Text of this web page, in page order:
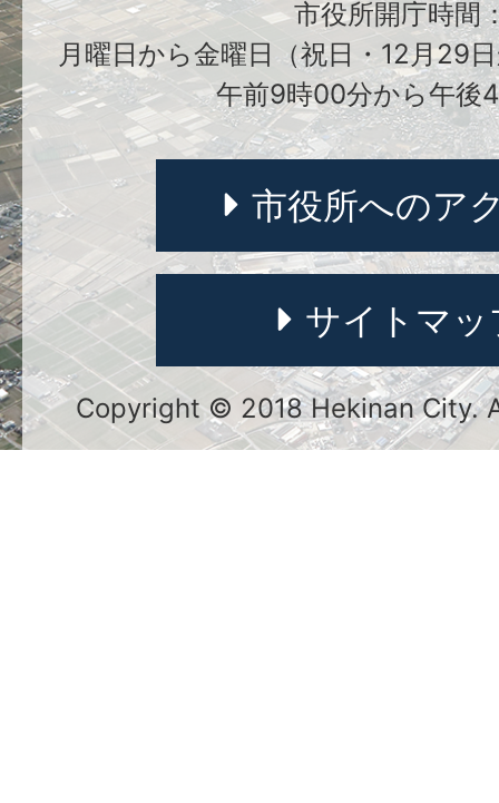
市役所開庁時間
月曜日から金曜日（祝日・12月29
午前9時00分から午後
市役所へのア
サイトマッ
Copyright © 2018 Hekinan City.